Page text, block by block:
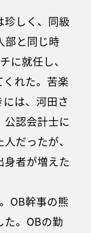
珍しく、同級
部と同じ時
に就任し、
れた。苦楽
は、河田さ
公認会計士に
だったが、
者が増えた
OB幹事の熊
た。OBの勤